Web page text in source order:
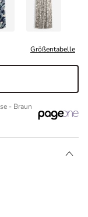
Größentabelle
- Braun